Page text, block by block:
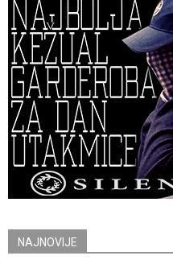
NAJNOVIJE